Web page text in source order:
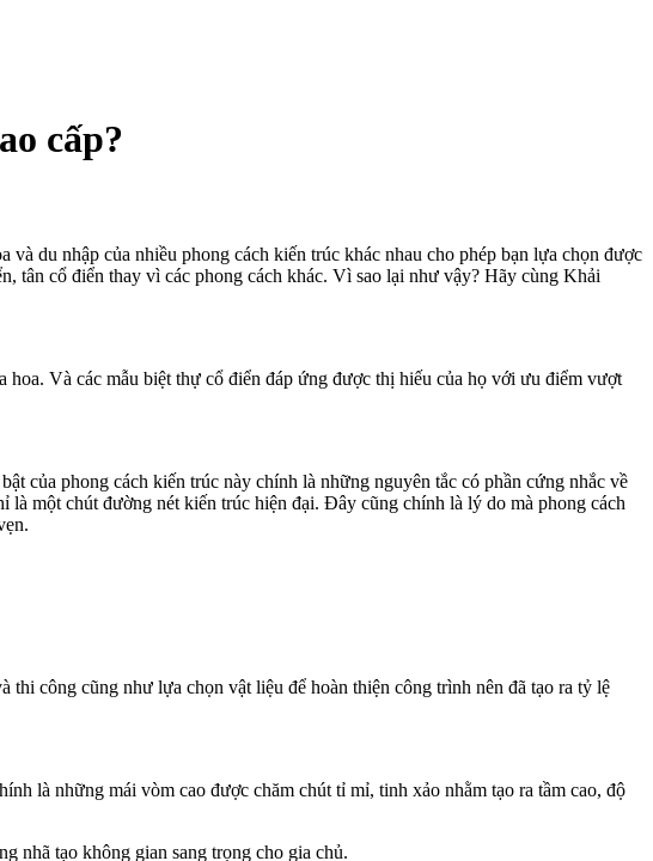
cấp?
du nhập của nhiều phong cách kiến trúc khác nhau cho phép bạn lựa chọn được
tân cổ điển thay vì các phong cách khác. Vì sao lại như vậy? Hãy cùng Khải
Và các mẫu biệt thự cổ điển đáp ứng được thị hiếu của họ với ưu điểm vượt
của phong cách kiến trúc này chính là những nguyên tắc có phần cứng nhắc về
là một chút đường nét kiến trúc hiện đại. Đây cũng chính là lý do mà phong cách
công cũng như lựa chọn vật liệu để hoàn thiện công trình nên đã tạo ra tỷ lệ
là những mái vòm cao được chăm chút tỉ mỉ, tinh xảo nhằm tạo ra tầm cao, độ
nhã tạo không gian sang trọng cho gia chủ.